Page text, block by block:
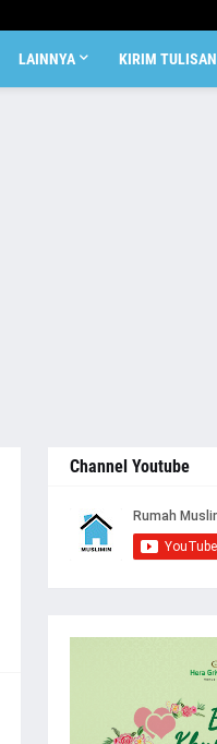
LAINNYA KIRIM TULISAN
Channel Youtube